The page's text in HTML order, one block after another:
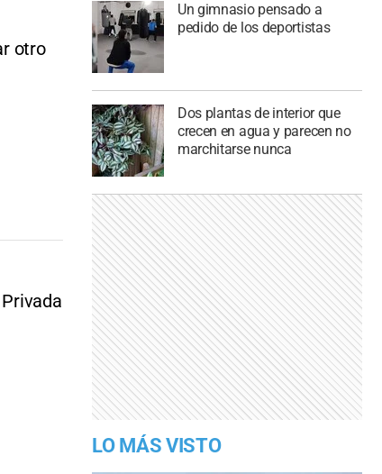
otro
Un gimnasio pensado a
pedido de los deportistas
Dos plantas de interior que
crecen en agua y parecen no
marchitarse nunca
LO MÁS VISTO